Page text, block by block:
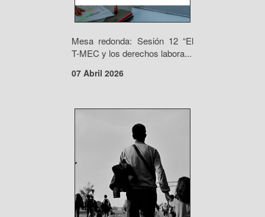
Mesa redonda: Sesión 12 “El
T-MEC y los derechos labora...
07 Abril 2026